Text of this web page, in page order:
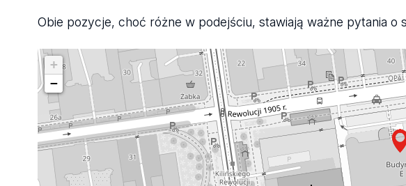
Obie pozycje, choć różne w podejściu, stawiają ważne pytania o
+
−